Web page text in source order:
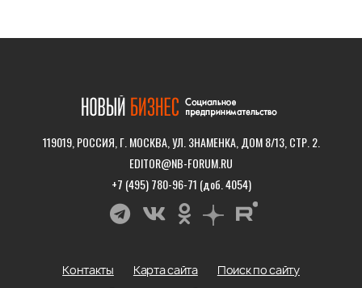
119019, РОССИЯ, Г. МОСКВА, УЛ. ЗНАМЕНКА, ДОМ 8/13, СТР. 2.
EDITOR@NB-FORUM.RU
+7 (495) 780-96-71 (доб. 4054)
Контакты Карта сайта
Поиск по сайту